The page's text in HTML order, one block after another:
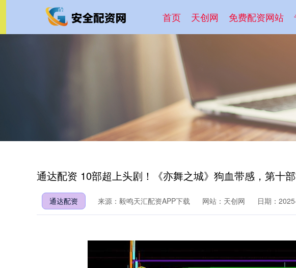
首页 天创网 免费配资网站
通达配资 10部超上头剧！《亦舞之城》狗血带感，第十
通达配资 来源：毅鸣天汇配资APP下载 网站：天创网 日期：